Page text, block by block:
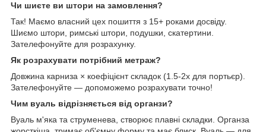
Чи шиєте ви штори на замовлення?
Так! Маємо власний цех пошиття з 15+ роками досвіду.
Шиємо штори, римські штори, подушки, скатертини.
Зателефонуйте для розрахунку.
Як розрахувати потрібний метраж?
Довжина карниза × коефіцієнт складок (1.5-2x для портьєр).
Зателефонуйте — допоможемо розрахувати точно!
Чим вуаль відрізняється від органзи?
Вуаль м'яка та струменева, створює плавні складки. Органза